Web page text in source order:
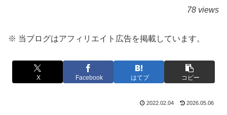
78 views
※ 当ブログはアフィリエイト広告を掲載しています。
X Facebook はてブ コピー
2022.02.04 2026.05.06